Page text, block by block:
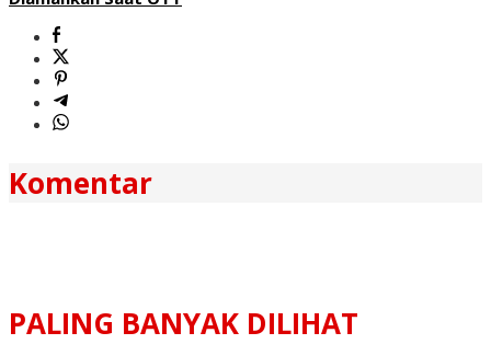
Komentar
PALING BANYAK DILIHAT